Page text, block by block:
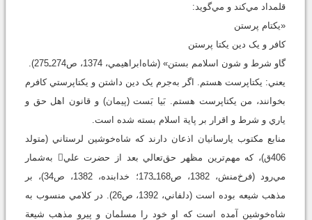
قلمداد مي‌کند و مي‌گويد:
«يکتام پرستن
کافر و يک دين يکتا پرستن
گاو شرط و شون اسلامم بستن» (شاه‌ابراهيمي، 1374، ص274ـ275).
يعني: يکتاپرست هستم. اگر به‌جرم يک دين داشتن و يکتاپرستي کافرم
بخوانند، من يکتاپرست هستم. بَيا بَست (پيمان) و قانون اهل‌ حق و
ياري و شرط و اقرار بر پاية اسلام بسته شده است.
منابع مکتوب يارسانيان اذعان دارند که شاه‌خوشين لرستاني (متولد
406ق)، که مهم‌ترين مظهر حق‌تعالي بعد از حضرت علي به‌شمار
مي‌رود (فرخ‌منش، 1382، ص168ـ173؛ خدابنده، 1382، ص34)، بر
مذهب شيعه بوده است (دلفاني، 1392، ص26). در کلامي منسوب به
شاه‌خوشين آمده است که او خود را مسلمان و پيرو مذهب شيعة